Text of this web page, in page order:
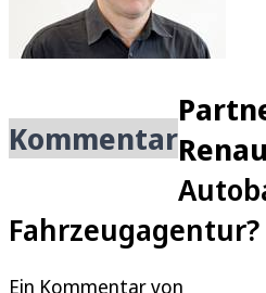
Kommentar
Fahrzeugagentur?
Ein Kommentar von